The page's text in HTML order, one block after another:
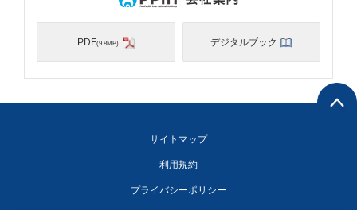
PDF(9.8MB) デジタルブック
サイトマップ
利用規約
プライバシーポリシー